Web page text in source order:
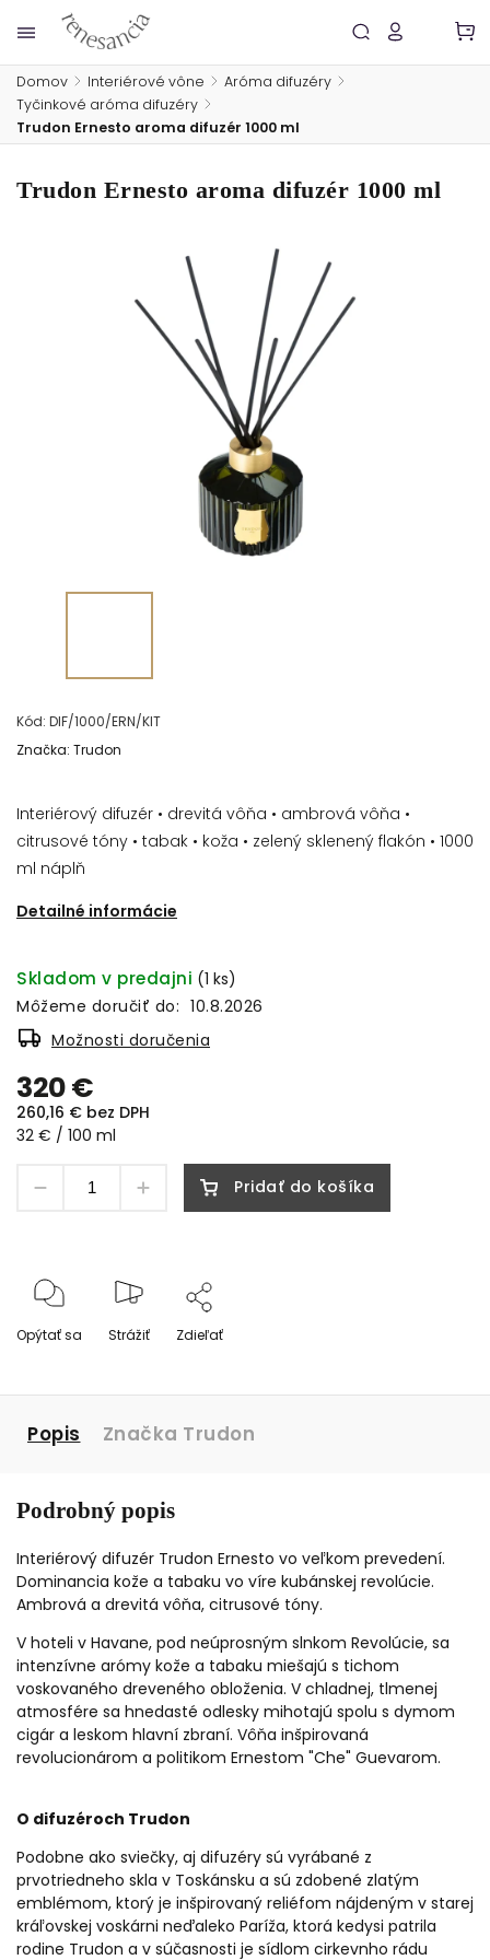
Domov / Interiérové vône / Aróma difuzéry /
Tyčinkové aróma difuzéry /
Trudon Ernesto aroma difuzér 1000 ml
Trudon Ernesto aroma difuzér 1000 ml
Kód: DIF/1000/ERN/KIT
Interiérový difuzér • drevitá vôňa • ambrová vôňa •
citrusové tóny • tabak • koža • zelený sklenený flakón • 1000
ml náplň
Detailné informácie
Značka: Trudon
320 €
260,16 € bez DPH
32 € / 100 ml
Skladom v predajni (1 ks)
Môžeme doručiť do: 10.8.2026
Možnosti doručenia
Pridať do košíka
Opýtať sa Strážiť Zdieľať
Popis Značka Trudon
Podrobný popis
Interiérový difuzér Trudon Ernesto vo veľkom prevedení.
Dominancia kože a tabaku vo víre kubánskej revolúcie.
Ambrová a drevitá vôňa, citrusové tóny.
V hoteli v Havane, pod neúprosným slnkom Revolúcie, sa
intenzívne arómy kože a tabaku miešajú s tichom
voskovaného dreveného obloženia. V chladnej, tlmenej
atmosfére sa hnedasté odlesky mihotajú spolu s dymom
cigár a leskom hlavní zbraní. Vôňa inšpirovaná
revolucionárom a politikom Ernestom "Che" Guevarom.
O difuzéroch Trudon
Podobne ako sviečky, aj difuzéry sú vyrábané z
prvotriedneho skla v Toskánsku a sú zdobené zlatým
emblémom, ktorý je inšpirovaný reliéfom nájdeným v starej
kráľovskej voskárni neďaleko Paríža, ktorá kedysi patrila
rodine Trudon a v súčasnosti je sídlom cirkevnho rádu